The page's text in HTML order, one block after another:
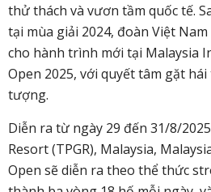
thử thách và vươn tầm quốc tế.
tại mùa giải 2024, đoàn Việt
cho hành trình mới tại Malaysia
Open 2025, với quyết tâm gặt
tượng.
Diễn ra từ ngày 29 đến 31/8/
Resort (TPGR), Malaysia,
Open sẽ diễn ra theo thể thức